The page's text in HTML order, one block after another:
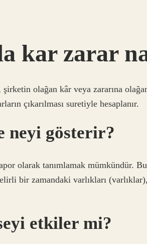
kar zarar
şirketin olağan kâr veya zararına
çıkarılması suretiyle hesaplanır.
neyi gösterir?
olarak tanımlamak mümkündür.
bir zamandaki varlıkları
etkiler mi?